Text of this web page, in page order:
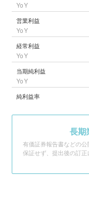
YoY
営業利益
YoY
経常利益
YoY
当期純利益
YoY
純利益率
長期
有価証券報告書などの
保証せず、提出後の訂